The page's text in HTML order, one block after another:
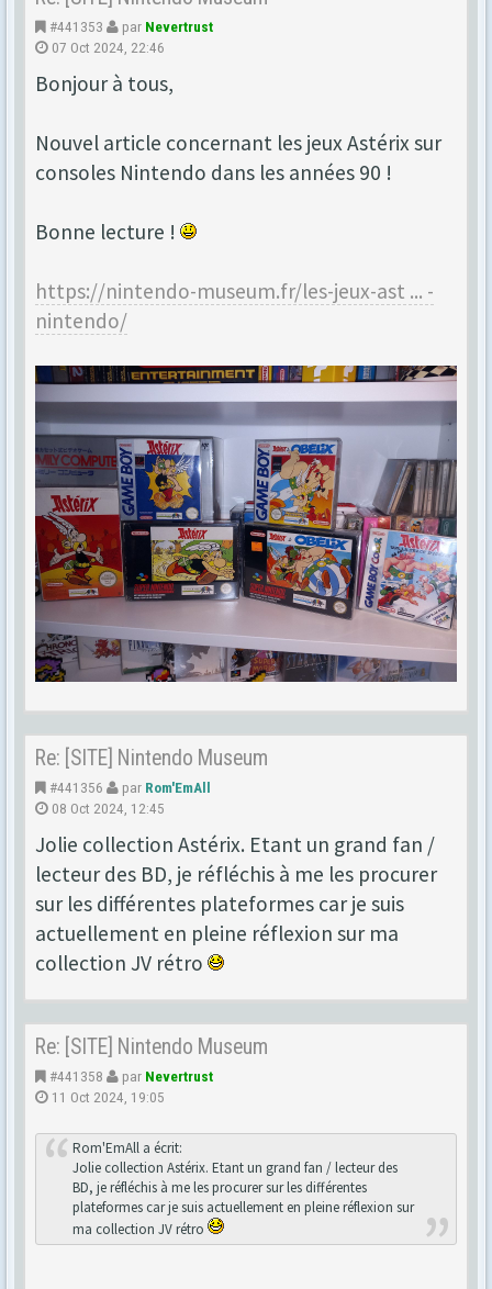
#441353 par Nevertrust
07 Oct 2024, 22:46
Bonjour à tous,
Nouvel article concernant les jeux Astérix sur
consoles Nintendo dans les années 90 !
Bonne lecture !
https://nintendo-museum.fr/les-jeux-ast ... -
nintendo/
Re: [SITE] Nintendo Museum
#441356 par Rom'EmAll
08 Oct 2024, 12:45
Jolie collection Astérix. Etant un grand fan /
lecteur des BD, je réfléchis à me les procurer
sur les différentes plateformes car je suis
actuellement en pleine réflexion sur ma
collection JV rétro
Re: [SITE] Nintendo Museum
#441358 par Nevertrust
11 Oct 2024, 19:05
Rom'EmAll a écrit:
Jolie collection Astérix. Etant un grand fan / lecteur des
BD, je réfléchis à me les procurer sur les différentes
plateformes car je suis actuellement en pleine réflexion sur
ma collection JV rétro